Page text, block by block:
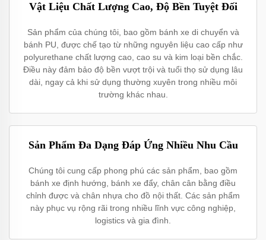
Vật Liệu Chất Lượng Cao, Độ Bền Tuyệt Đối
Sản phẩm của chúng tôi, bao gồm bánh xe di chuyển và
bánh PU, được chế tạo từ những nguyên liệu cao cấp như
polyurethane chất lượng cao, cao su và kim loại bền chắc.
Điều này đảm bảo độ bền vượt trội và tuổi thọ sử dụng lâu
dài, ngay cả khi sử dụng thường xuyên trong nhiều môi
trường khác nhau.
Sản Phẩm Đa Dạng Đáp Ứng Nhiều Nhu Cầu
Chúng tôi cung cấp phong phú các sản phẩm, bao gồm
bánh xe định hướng, bánh xe đẩy, chân cân bằng điều
chỉnh được và chân nhựa cho đồ nội thất. Các sản phẩm
này phục vụ rộng rãi trong nhiều lĩnh vực công nghiệp,
logistics và gia đình.